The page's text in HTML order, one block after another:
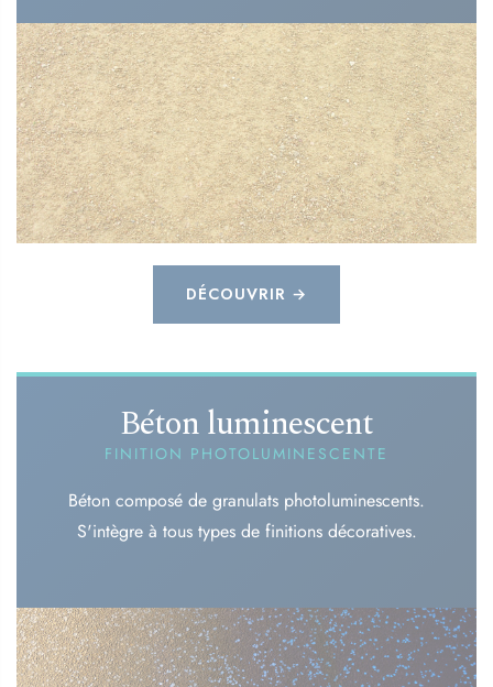
DÉCOUVRIR →
Béton luminescent
FINITION PHOTOLUMINESCENTE
Béton composé de granulats photoluminescents.
S'intègre à tous types de finitions décoratives.